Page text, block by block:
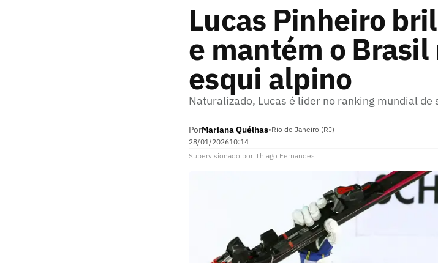
Lucas Pinheiro
e mantém o Brasil
esqui alpino
Naturalizado, Lucas é líder no ranking mundial de
PorMariana Quélhas•Rio de Janeiro (RJ)
28/01/202610:14
Supervisionado por Thiago Fernandes